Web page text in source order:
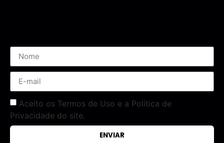
Aceito os Termos de Uso e a Política de
Privacidade do site.
ENVIAR